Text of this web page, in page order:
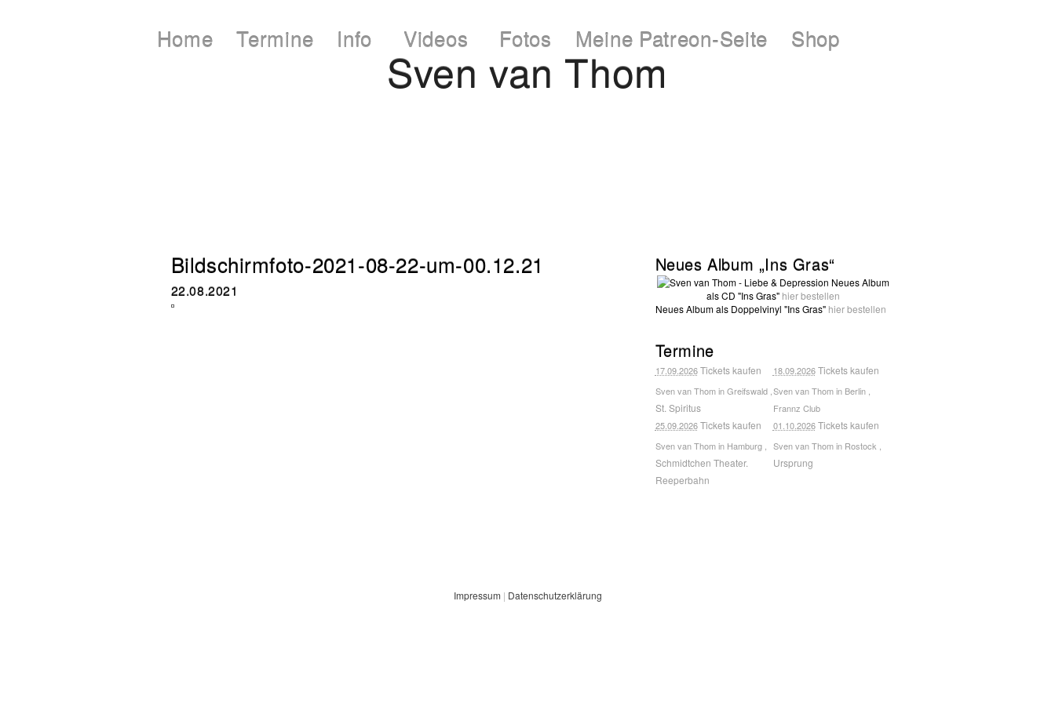
Sven van Thom
Home Termine Info Videos Fotos Meine Patreon-Seite Shop
Bildschirmfoto-2021-08-22-um-00.12.21
22.08.2021
Neues Album „Ins Gras“
Neues Album
als CD "Ins Gras" hier bestellen
Neues Album als Doppelvinyl "Ins Gras" hier bestellen
Termine
17.09.2026 Tickets kaufen
Sven van Thom in Greifswald
St. Spiritus
18.09.2026 Tickets kaufen
Sven van Thom in Berlin
Frannz Club
25.09.2026 Tickets kaufen
Sven van Thom in Hamburg
Schmidtchen Theater.
Reeperbahn
01.10.2026 Tickets kaufen
Sven van Thom in Rostock
Ursprung
Impressum | Datenschutzerklärung